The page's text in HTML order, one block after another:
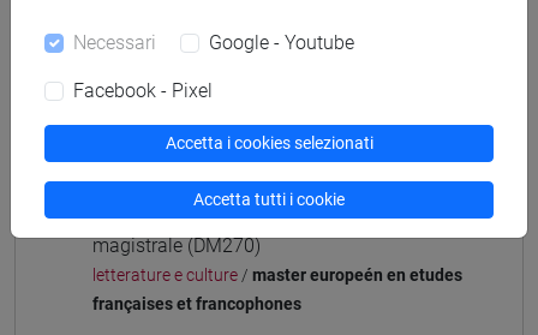
percorso comune
DEI BENI ARTISTICI - Laurea magistrale
(DM270)
contemporaneo
[LM3] LINGUE E LETTERATURE EUROPEE,
AMERICANE E POSTCOLONIALI - Laurea
magistrale (DM270)
letterature e culture / master europeén en etudes
françaises et francophones
Necessari Google - Youtube
Facebook - Pixel
Accetta i cookies selezionati
Accetta tutti i cookie